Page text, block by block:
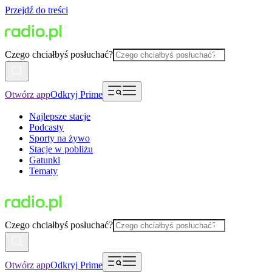
Przejdź do treści
Czego chciałbyś posłuchać?
Otwórz appOdkryj Prime
Najlepsze stacje
Podcasty
Sporty na żywo
Stacje w pobliżu
Gatunki
Tematy
Czego chciałbyś posłuchać?
Otwórz appOdkryj Prime